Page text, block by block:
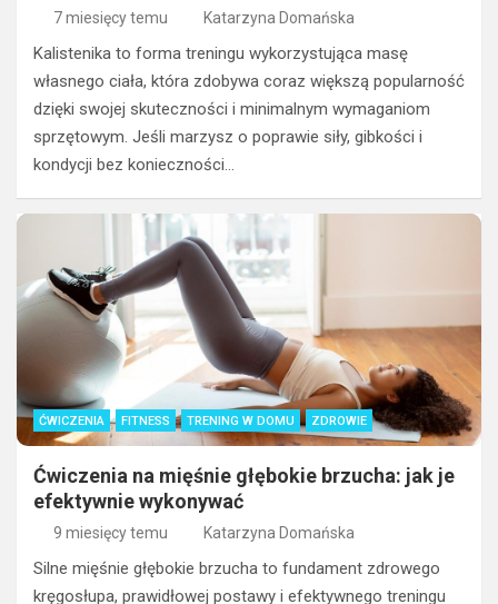
7 miesięcy temu Katarzyna Domańska
Kalistenika to forma treningu wykorzystująca masę
własnego ciała, która zdobywa coraz większą popularność
dzięki swojej skuteczności i minimalnym wymaganiom
sprzętowym. Jeśli marzysz o poprawie siły, gibkości i
kondycji bez konieczności…
ĆWICZENIA FITNESS TRENING W DOMU ZDROWIE
Ćwiczenia na mięśnie głębokie brzucha: jak je
efektywnie wykonywać
9 miesięcy temu Katarzyna Domańska
Silne mięśnie głębokie brzucha to fundament zdrowego
kręgosłupa, prawidłowej postawy i efektywnego treningu